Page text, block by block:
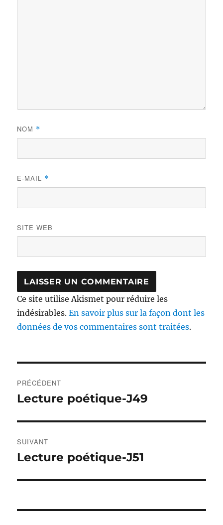
NOM *
E-MAIL *
SITE WEB
Ce site utilise Akismet pour réduire les
indésirables.En savoir plus sur la façon dont les
données de vos commentaires sont traitées.
de
PRÉCÉDENT
Publication
Lecture poétique-J49
SUIVANT
Publication
Lecture poétique-J51